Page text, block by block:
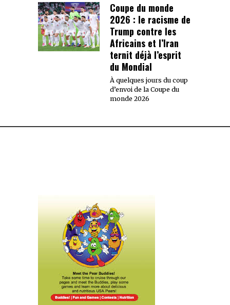
Coupe du monde
2026 : le racisme de
Trump contre les
Africains et l’Iran
ternit déjà l’esprit
du Mondial
À quelques jours du coup
d’envoi de la Coupe du
monde 2026